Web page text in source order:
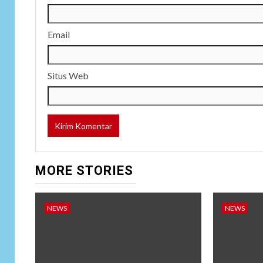
Email
Situs Web
MORE STORIES
NEWS NEWS